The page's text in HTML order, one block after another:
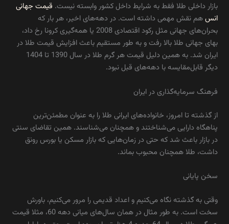
بازار داخلی طلا فقط به شرایط داخل کشور وابسته نیست. قیمت جهانی
انسهم نقش مهمی داشته است. در دهه‌های اخیر، هر بار که
بحران‌های جهانی مثل رکود اقتصادی 2008 یا همه‌گیری کرونا رخ داد،
بهای جهانی طلا بالا رفت و به ‌طور مستقیم باعث افزایش قیمت طلا در
ایران شد. به همین دلیل قیمت هر گرم طلا در سال 1390 تا 1404
دیگر قابل‌مقایسه با دهه‌های قبل نبود.
فرهنگ سرمایه‌گذاری در ایران
از گذشته تا امروز، خانواده‌های ایرانی طلا را به‌ عنوان مطمئن‌ترین
پناهگاه دارایی می‌شناختند و همچنان می‌شناسند. همین تقاضای سنتی
در بازار باعث شد که حتی در زمان‌هایی که بازار مسکن یا بورس رونق
داشت، طلا همچنان محبوب بماند.
سخن پایانی
وقتی به گذشته نگاه می‌کنیم و اعداد قدیمی را مرور می‌کنیم، باورش
سخت است. به طور مثال در همان سال‌های میانی دهه 60، مثلا قیمت